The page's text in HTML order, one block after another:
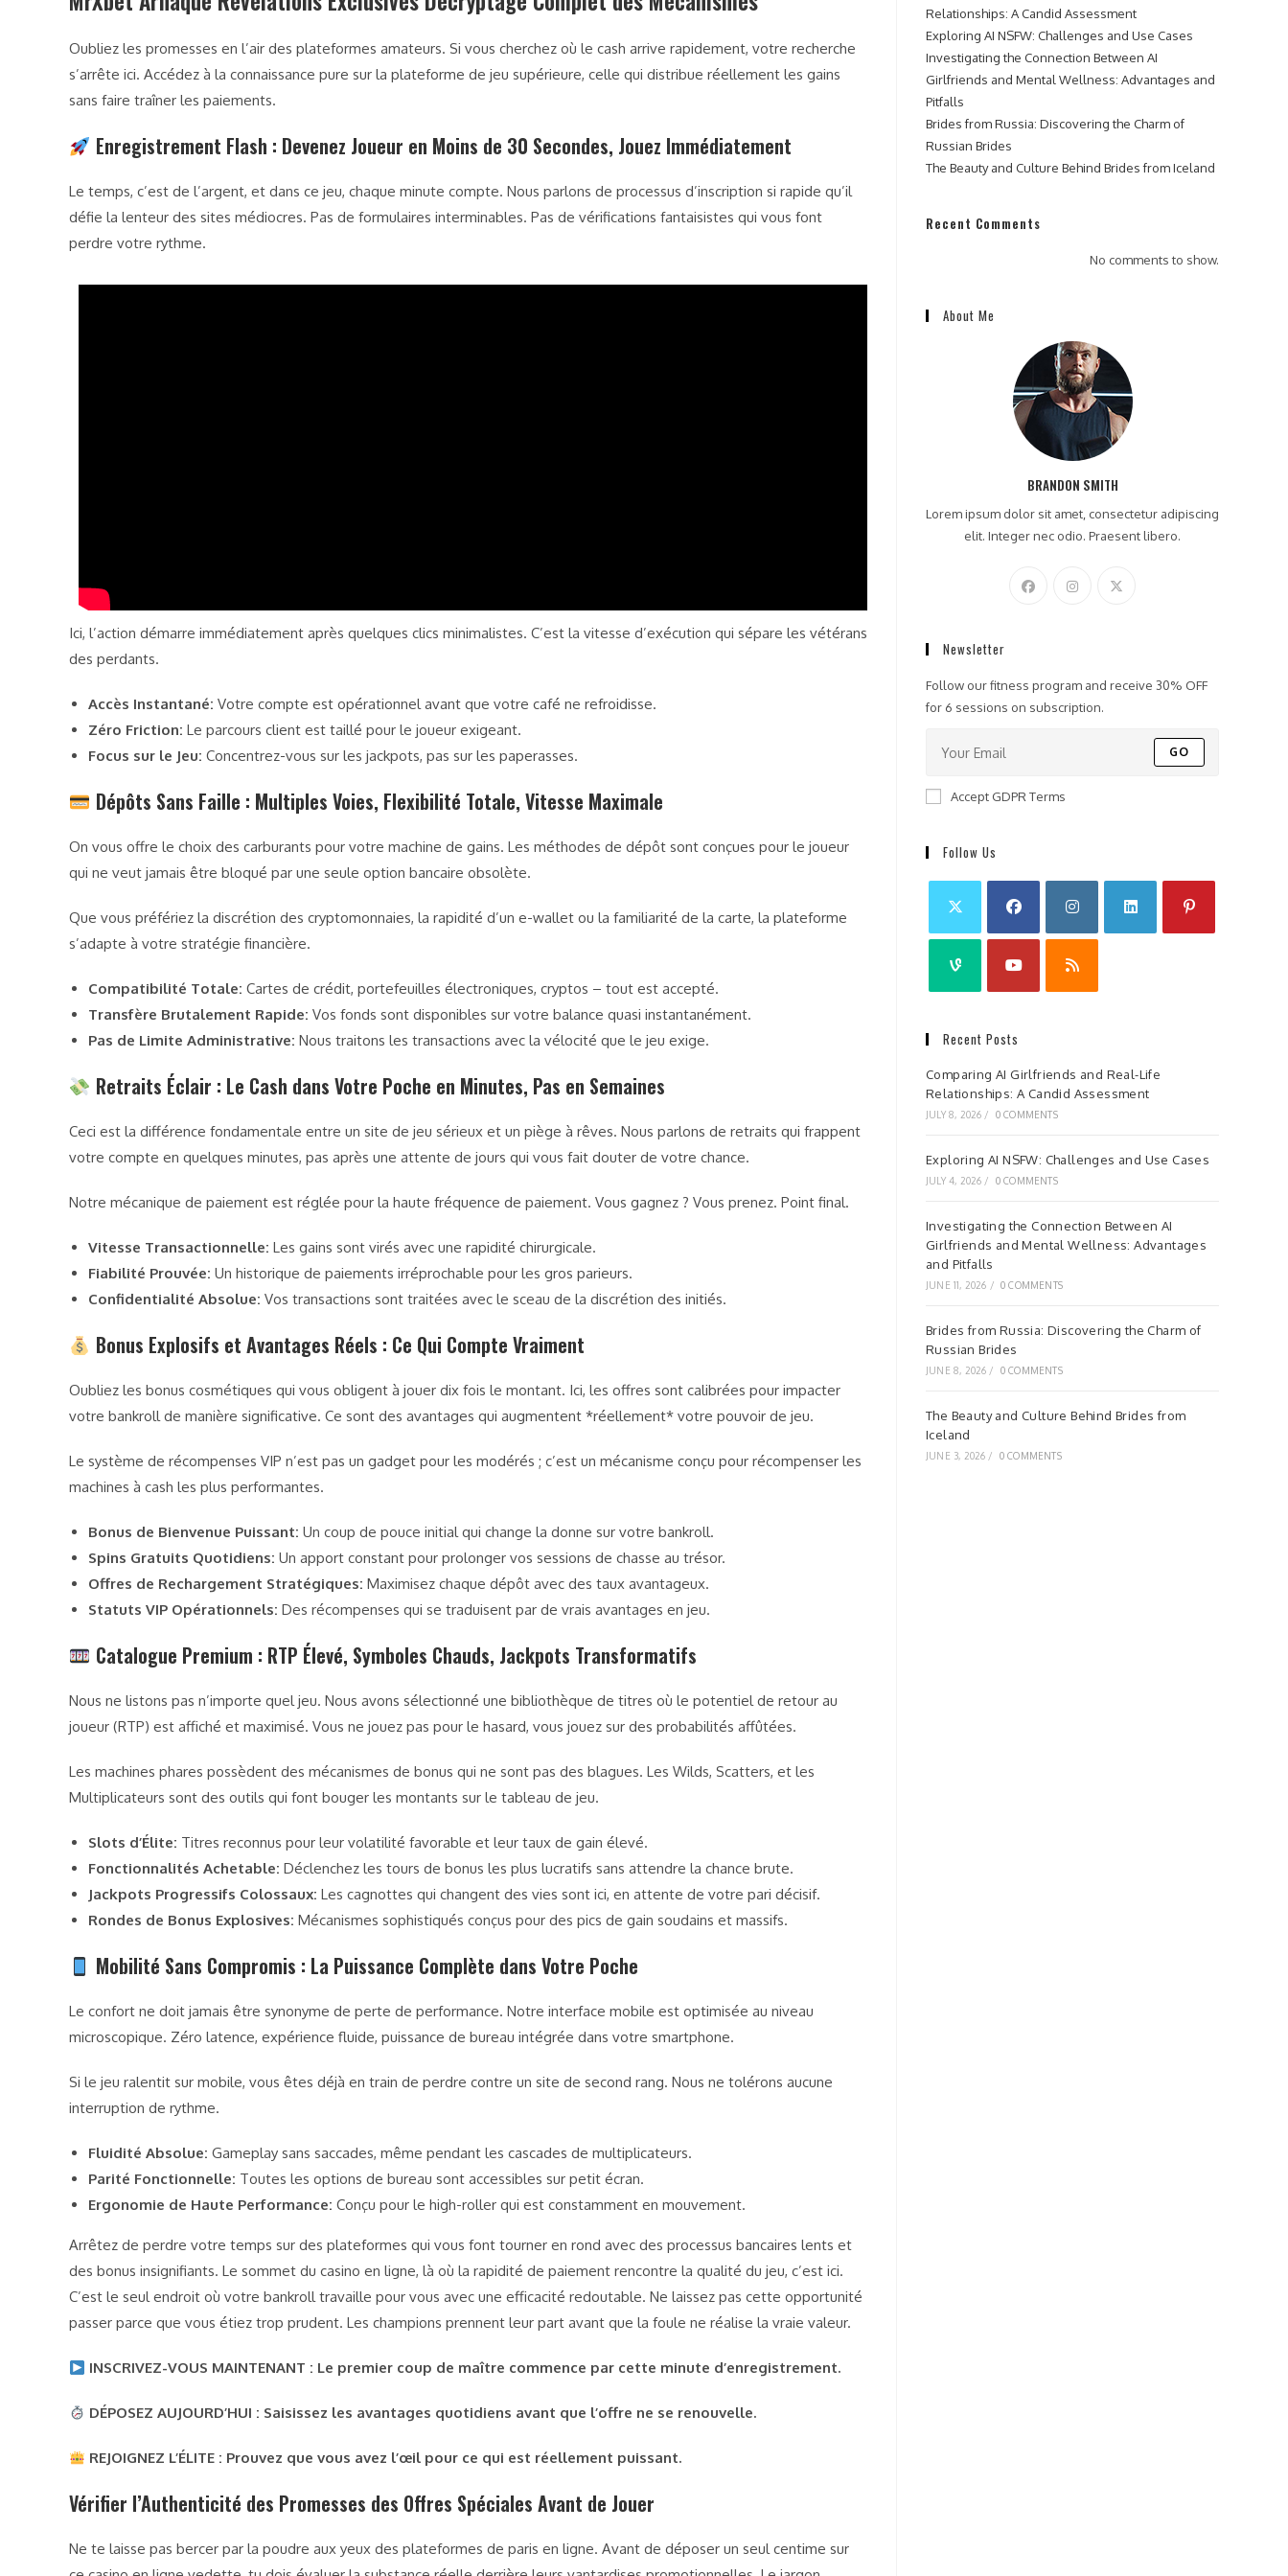
Oubliez les promesses en l’air des plateformes amateurs. Si vous cherchez où le cash arrive rapidement, votre recherche
s’arrête ici. Accédez à la connaissance pure sur la plateforme de jeu supérieure, celle qui distribue réellement les gains
sans faire traîner les paiements.
Enregistrement Flash : Devenez Joueur en Moins de 30 Secondes, Jouez Immédiatement
Le temps, c’est de l’argent, et dans ce jeu, chaque minute compte. Nous parlons de processus d’inscription si rapide qu’il
défie la lenteur des sites médiocres. Pas de formulaires interminables. Pas de vérifications fantaisistes qui vous font
perdre votre rythme.
Ici, l’action démarre immédiatement après quelques clics minimalistes. C’est la vitesse d’exécution qui sépare les vétérans
des perdants.
Accès Instantané: Votre compte est opérationnel avant que votre café ne refroidisse.
Zéro Friction: Le parcours client est taillé pour le joueur exigeant.
Focus sur le Jeu: Concentrez-vous sur les jackpots, pas sur les paperasses.
Dépôts Sans Faille : Multiples Voies, Flexibilité Totale, Vitesse Maximale
On vous offre le choix des carburants pour votre machine de gains. Les méthodes de dépôt sont conçues pour le joueur
qui ne veut jamais être bloqué par une seule option bancaire obsolète.
Que vous préfériez la discrétion des cryptomonnaies, la rapidité d’un e-wallet ou la familiarité de la carte, la plateforme
s’adapte à votre stratégie financière.
Compatibilité Totale: Cartes de crédit, portefeuilles électroniques, cryptos – tout est accepté.
Transfère Brutalement Rapide: Vos fonds sont disponibles sur votre balance quasi instantanément.
Pas de Limite Administrative: Nous traitons les transactions avec la vélocité que le jeu exige.
Retraits Éclair : Le Cash dans Votre Poche en Minutes, Pas en Semaines
Ceci est la différence fondamentale entre un site de jeu sérieux et un piège à rêves. Nous parlons de retraits qui frappent
votre compte en quelques minutes, pas après une attente de jours qui vous fait douter de votre chance.
Notre mécanique de paiement est réglée pour la haute fréquence de paiement. Vous gagnez ? Vous prenez. Point final.
Vitesse Transactionnelle: Les gains sont virés avec une rapidité chirurgicale.
Fiabilité Prouvée: Un historique de paiements irréprochable pour les gros parieurs.
Confidentialité Absolue: Vos transactions sont traitées avec le sceau de la discrétion des initiés.
Bonus Explosifs et Avantages Réels : Ce Qui Compte Vraiment
Oubliez les bonus cosmétiques qui vous obligent à jouer dix fois le montant. Ici, les offres sont calibrées pour impacter
votre bankroll de manière significative. Ce sont des avantages qui augmentent *réellement* votre pouvoir de jeu.
Le système de récompenses VIP n’est pas un gadget pour les modérés ; c’est un mécanisme conçu pour récompenser les
machines à cash les plus performantes.
Bonus de Bienvenue Puissant: Un coup de pouce initial qui change la donne sur votre bankroll.
Spins Gratuits Quotidiens: Un apport constant pour prolonger vos sessions de chasse au trésor.
Offres de Rechargement Stratégiques: Maximisez chaque dépôt avec des taux avantageux.
Statuts VIP Opérationnels: Des récompenses qui se traduisent par de vrais avantages en jeu.
Catalogue Premium : RTP Élevé, Symboles Chauds, Jackpots Transformatifs
Nous ne listons pas n’importe quel jeu. Nous avons sélectionné une bibliothèque de titres où le potentiel de retour au
joueur (RTP) est affiché et maximisé. Vous ne jouez pas pour le hasard, vous jouez sur des probabilités affûtées.
Les machines phares possèdent des mécanismes de bonus qui ne sont pas des blagues. Les Wilds, Scatters, et les
Multiplicateurs sont des outils qui font bouger les montants sur le tableau de jeu.
Slots d’Élite: Titres reconnus pour leur volatilité favorable et leur taux de gain élevé.
Fonctionnalités Achetable: Déclenchez les tours de bonus les plus lucratifs sans attendre la chance brute.
Jackpots Progressifs Colossaux: Les cagnottes qui changent des vies sont ici, en attente de votre pari décisif.
Rondes de Bonus Explosives: Mécanismes sophistiqués conçus pour des pics de gain soudains et massifs.
Mobilité Sans Compromis : La Puissance Complète dans Votre Poche
Le confort ne doit jamais être synonyme de perte de performance. Notre interface mobile est optimisée au niveau
microscopique. Zéro latence, expérience fluide, puissance de bureau intégrée dans votre smartphone.
Si le jeu ralentit sur mobile, vous êtes déjà en train de perdre contre un site de second rang. Nous ne tolérons aucune
interruption de rythme.
Fluidité Absolue: Gameplay sans saccades, même pendant les cascades de multiplicateurs.
Parité Fonctionnelle: Toutes les options de bureau sont accessibles sur petit écran.
Ergonomie de Haute Performance: Conçu pour le high-roller qui est constamment en mouvement.
Arrêtez de perdre votre temps sur des plateformes qui vous font tourner en rond avec des processus bancaires lents et
des bonus insignifiants. Le sommet du casino en ligne, là où la rapidité de paiement rencontre la qualité du jeu, c’est ici.
C’est le seul endroit où votre bankroll travaille pour vous avec une efficacité redoutable. Ne laissez pas cette opportunité
passer parce que vous étiez trop prudent. Les champions prennent leur part avant que la foule ne réalise la vraie valeur.
INSCRIVEZ-VOUS MAINTENANT : Le premier coup de maître commence par cette minute d’enregistrement.
DÉPOSEZ AUJOURD’HUI : Saisissez les avantages quotidiens avant que l’offre ne se renouvelle.
REJOIGNEZ L’ÉLITE : Prouvez que vous avez l’œil pour ce qui est réellement puissant.
Vérifier l’Authenticité des Promesses des Offres Spéciales Avant de Jouer
Ne te laisse pas bercer par la poudre aux yeux des plateformes de paris en ligne. Avant de déposer un seul centime sur
Relationships: A Candid Assessment
Exploring AI NSFW: Challenges and Use Cases
Investigating the Connection Between AI
Girlfriends and Mental Wellness: Advantages and
Pitfalls
Brides from Russia: Discovering the Charm of
Russian Brides
The Beauty and Culture Behind Brides from Iceland
Recent Comments
No comments to show.
About Me
BRANDON SMITH
Lorem ipsum dolor sit amet, consectetur adipiscing
elit. Integer nec odio. Praesent libero.
Newsletter
Follow our fitness program and receive 30% OFF
for 6 sessions on subscription.
GO
Accept GDPR Terms
Follow Us
Recent Posts
Comparing AI Girlfriends and Real-Life
Relationships: A Candid Assessment
JULY 8, 2026 / 0 COMMENTS
Exploring AI NSFW: Challenges and Use Cases
JULY 4, 2026 / 0 COMMENTS
Investigating the Connection Between AI
Girlfriends and Mental Wellness: Advantages
and Pitfalls
JUNE 11, 2026 / 0 COMMENTS
Brides from Russia: Discovering the Charm of
Russian Brides
JUNE 8, 2026 / 0 COMMENTS
The Beauty and Culture Behind Brides from
Iceland
JUNE 3, 2026 / 0 COMMENTS